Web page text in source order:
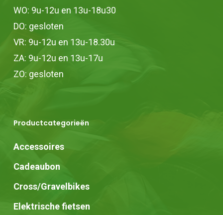
WO: 9u-12u en 13u-18u30
DO: gesloten
VR: 9u-12u en 13u-18.30u
ZA: 9u-12u en 13u-17u
ZO: gesloten
Productcategorieën
Accessoires
Cadeaubon
Cross/Gravelbikes
Elektrische fietsen